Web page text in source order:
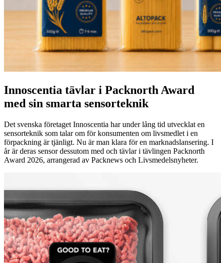
Innoscentia tävlar i Packnorth Award
med sin smarta sensorteknik
Det svenska företaget Innoscentia har under lång tid utvecklat en
sensorteknik som talar om för konsumenten om livsmedlet i en
förpackning är tjänligt. Nu är man klara för en marknadslansering. I
år är deras sensor dessutom med och tävlar i tävlingen Packnorth
Award 2026, arrangerad av Packnews och Livsmedelsnyheter.